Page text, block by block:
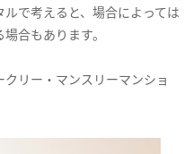
で考えると、場合によっては
合もあります。
リー・マンスリーマンショ